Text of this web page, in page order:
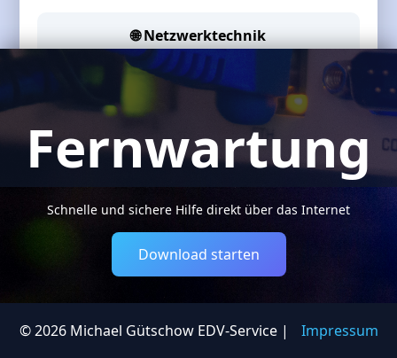
🌐Netzwerktechnik
Planung, Installation und Wartung
Fernwartung
Schnelle und sichere Hilfe direkt über das Internet
Download starten
© 2026 Michael Gütschow EDV-Service | Impressum